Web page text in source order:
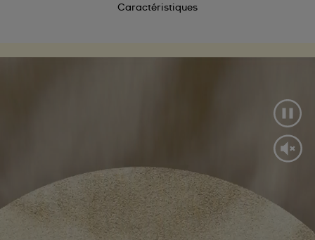
Caractéristiques